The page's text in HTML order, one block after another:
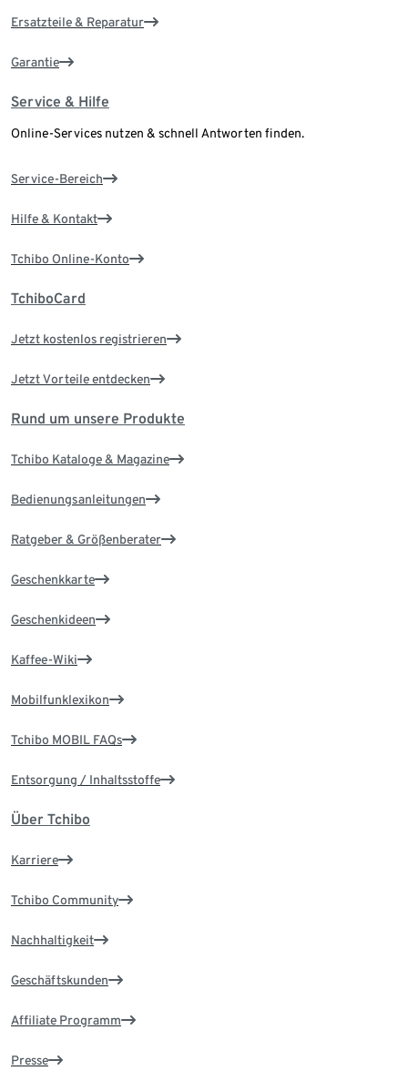
Ersatzteile & Reparatur
Garantie
Service & Hilfe
Online-Services nutzen & schnell Antworten finden.
Service-Bereich
Hilfe & Kontakt
Tchibo Online-Konto
TchiboCard
Jetzt kostenlos registrieren
Jetzt Vorteile entdecken
Rund um unsere Produkte
Tchibo Kataloge & Magazine
Bedienungsanleitungen
Ratgeber & Größenberater
Geschenkkarte
Geschenkideen
Kaffee-Wiki
Mobilfunklexikon
Tchibo MOBIL FAQs
Entsorgung / Inhaltsstoffe
Über Tchibo
Karriere
Tchibo Community
Nachhaltigkeit
Geschäftskunden
Affiliate Programm
Presse